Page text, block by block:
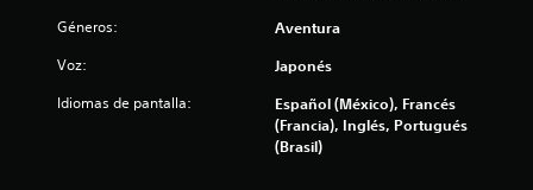
r
Géneros: Aventura
Voz: Japonés
Idiomas de pantalla:
Español (México), Francés
(Francia), Inglés, Portugués
(Brasil)